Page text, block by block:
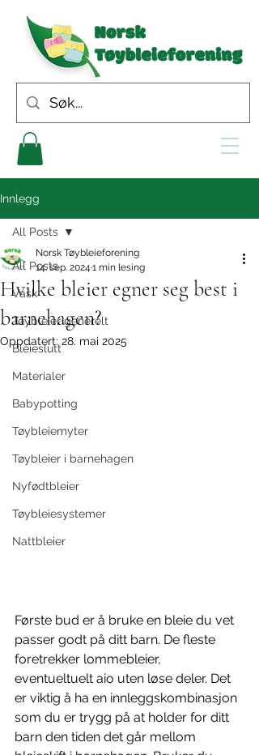
Innlegg
All Posts
Vask
Tøybleier generelt
Bleieslutt
Materialer
Babypotting
Tøybleiemyter
Tøybleier i barnehagen
Nyfødtbleier
Tøybleiesystemer
Nattbleier
All Posts
Hvilke bleier egner seg best i
barnehagen?
Norsk Tøybleieforening
14. sep. 2024 1 min lesing
Oppdatert: 28. mai 2025
Første bud er å bruke en bleie du vet
passer godt på ditt barn. De fleste
foretrekker lommebleier,
eventueltuelt aio uten løse deler. Det
er viktig å ha en innleggskombinasjon
som du er trygg på at holder for ditt
barn den tiden det går mellom